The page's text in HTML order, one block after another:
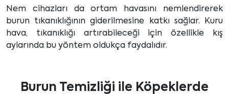
Nem cihazları da ortam havasını nemlendirerek
burun tıkanıklığının giderilmesine katkı sağlar. Kuru
hava, tıkanıklığı artırabileceği için özellikle kış
aylarında bu yöntem oldukça faydalıdır.
Burun Temizliği ile Köpeklerde